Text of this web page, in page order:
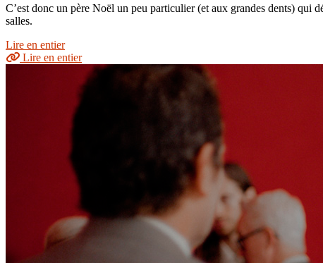
C’est donc un père Noël un peu particulier (et aux grandes dents) qui
salles.
Lire en entier
Lire en entier